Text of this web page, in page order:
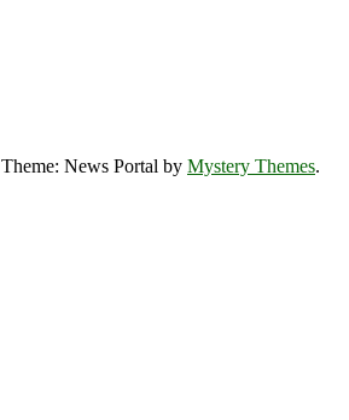
Theme: News Portal by Mystery Themes.